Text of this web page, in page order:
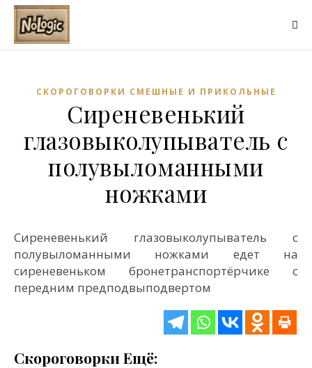
СКОРОГОВОРКИ СМЕШНЫЕ И ПРИКОЛЬНЫЕ
Сиреневенький
глазовыколупыватель с
полувыломанными
ножками
Сиреневенький глазовыколупыватель с
полувыломанными ножками едет на
сиреневеньком бронетранспортёрчике с
передним предподвыподвертом
Скороговорки Ещё: